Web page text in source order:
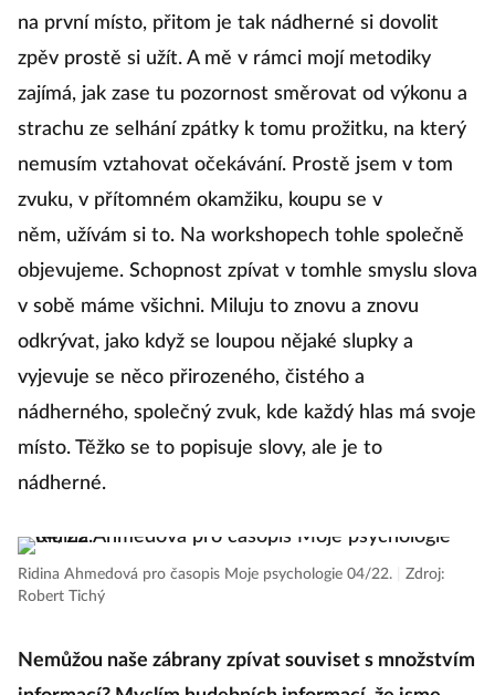
na první místo, přitom je tak nádherné si dovolit
zpěv prostě si užít. A mě v rámci mojí metodiky
zajímá, jak zase tu pozornost směrovat od výkonu a
strachu ze selhání zpátky k tomu prožitku, na který
nemusím vztahovat očekávání. Prostě jsem v tom
zvuku, v přítomném okamžiku, koupu se v
něm, užívám si to. Na workshopech tohle společně
objevujeme. Schopnost zpívat v tomhle smyslu slova
v sobě máme všichni. Miluju to znovu a znovu
odkrývat, jako když se loupou nějaké slupky a
vyjevuje se něco přirozeného, čistého a
nádherného, společný zvuk, kde každý hlas má svoje
místo. Těžko se to popisuje slovy, ale je to
nádherné.
Ridina Ahmedová pro časopis Moje psychologie 04/22.
Zdroj:
Robert Tichý
Nemůžou naše zábrany zpívat souviset s množstvím